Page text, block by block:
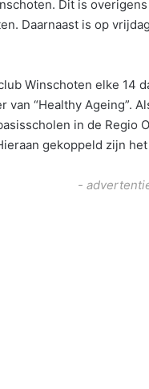
Dit is
Daarnaast is op
Winschoten elke 14
van “Healthy
in de Regio
gekoppeld zijn
-